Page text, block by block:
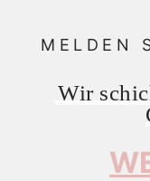
MELDEN
Wir